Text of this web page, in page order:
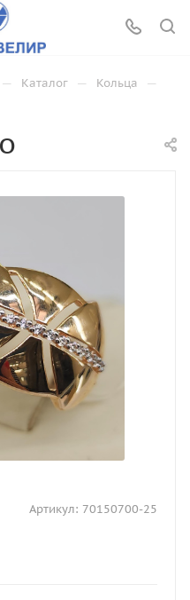
— Каталог — Кольца —
Артикул: 70150700-25